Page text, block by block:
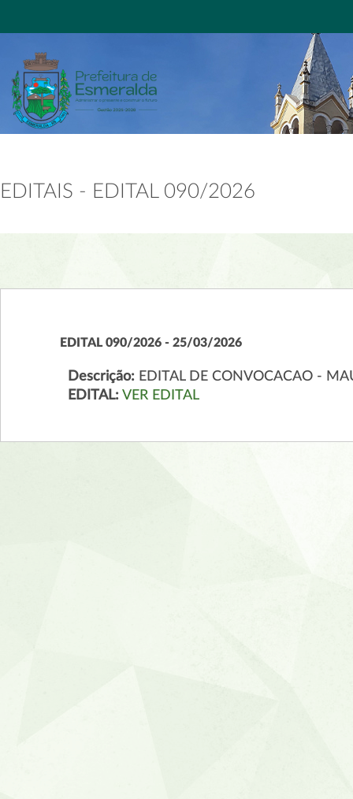
EDITAIS - EDITAL 090/2026
EDITAL 090/2026 - 25/03/2026
Descrição:EDITAL DE CONVOCACAO -
EDITAL: VER EDITAL